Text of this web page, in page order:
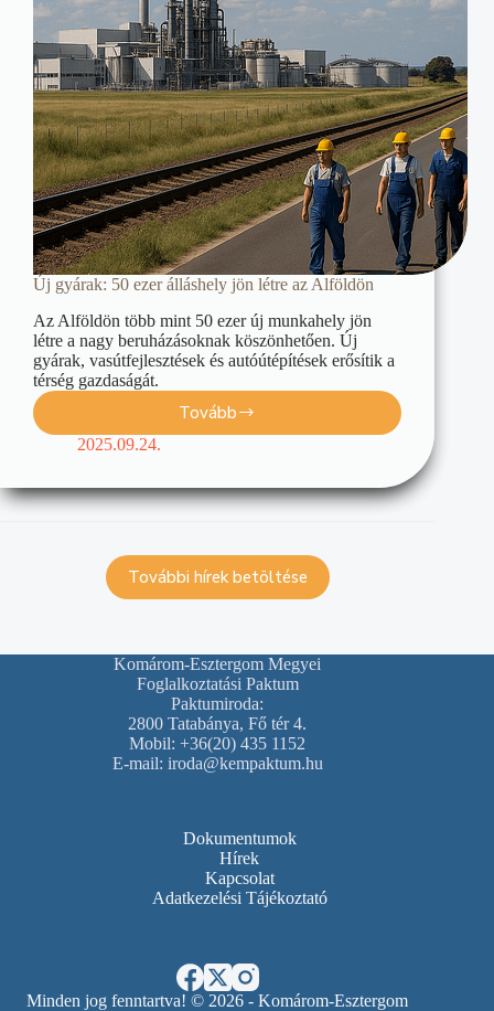
Új gyárak: 50 ezer álláshely jön létre az Alföldön
Az Alföldön több mint 50 ezer új munkahely jön
létre a nagy beruházásoknak köszönhetően. Új
gyárak, vasútfejlesztések és autóútépítések erősítik a
térség gazdaságát.
Tovább
2025.09.24.
További hírek betöltése
Komárom-Esztergom Megyei
Foglalkoztatási Paktum
Paktumiroda:
2800 Tatabánya, Fő tér 4.
Mobil: +36(20) 435 1152
E-mail: iroda@kempaktum.hu
Dokumentumok
Hírek
Kapcsolat
Adatkezelési Tájékoztató
Minden jog fenntartva! © 2026 - Komárom-Esztergom